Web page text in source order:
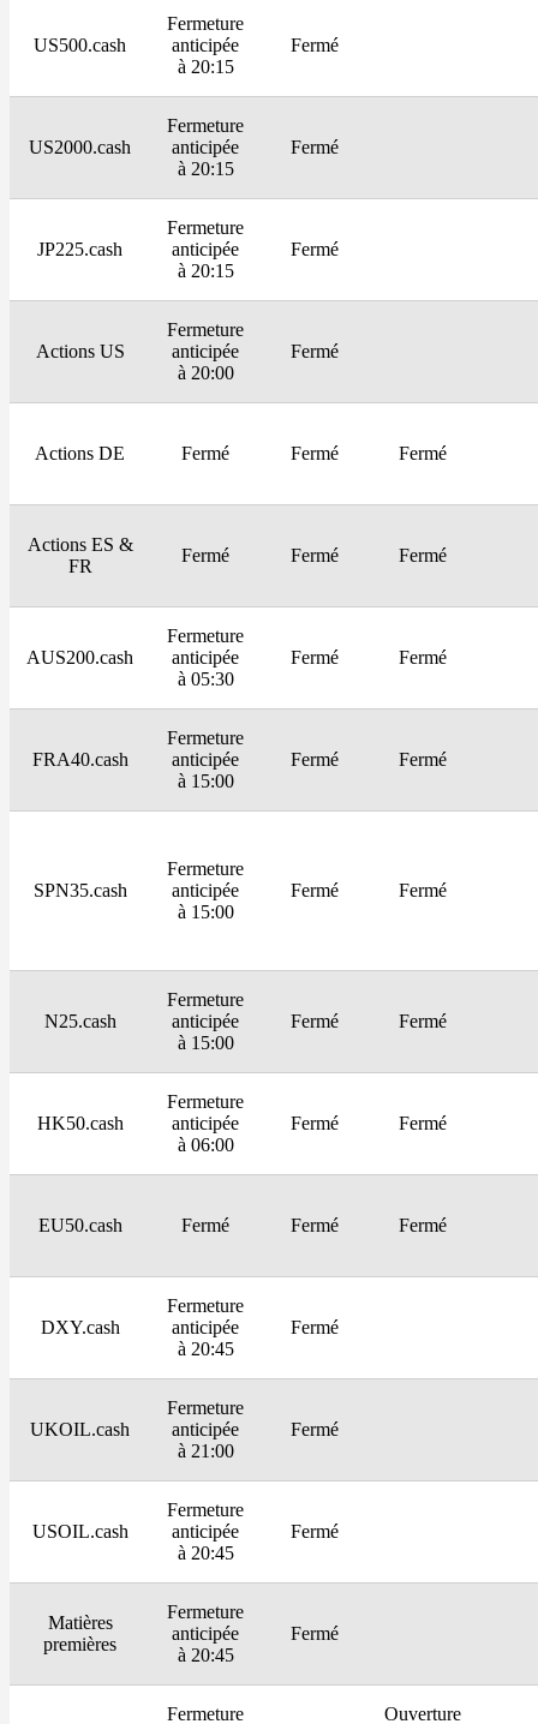
US500.cash
Fermeture
anticipée
à 20:15
Fermé
US2000.cash
Fermeture
anticipée
à 20:15
Fermé
JP225.cash
Fermeture
anticipée
à 20:15
Fermé
Actions US
Fermeture
anticipée
à 20:00
Fermé
Actions DE Fermé Fermé Fermé
Actions ES &
FR
Fermé Fermé Fermé
AUS200.cash
Fermeture
anticipée
à 05:30
Fermé Fermé
FRA40.cash
Fermeture
anticipée
à 15:00
Fermé Fermé
SPN35.cash
Fermeture
anticipée
à 15:00
Fermé Fermé
N25.cash
Fermeture
anticipée
à 15:00
Fermé Fermé
HK50.cash
Fermeture
anticipée
à 06:00
Fermé Fermé
EU50.cash Fermé Fermé Fermé
DXY.cash
Fermeture
anticipée
à 20:45
Fermé
UKOIL.cash
Fermeture
anticipée
à 21:00
Fermé
USOIL.cash
Fermeture
anticipée
à 20:45
Fermé
Matières
premières
Fermeture
anticipée
à 20:45
Fermé
Fermeture Ouverture